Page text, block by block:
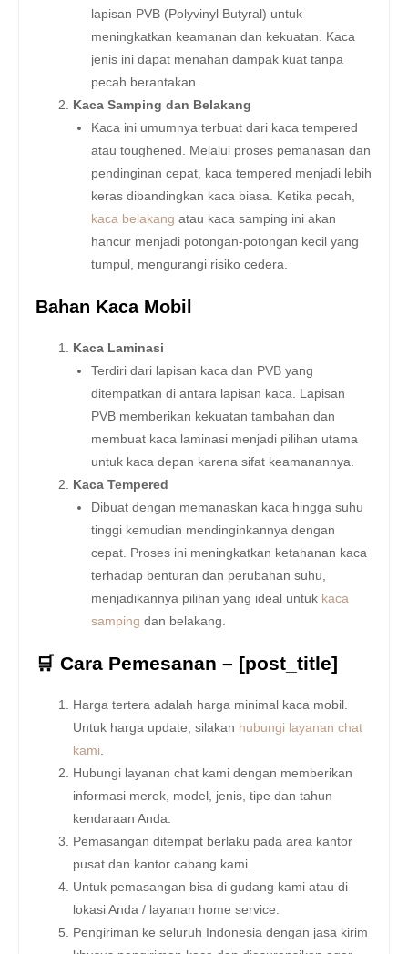
lapisan PVB (Polyvinyl Butyral) untuk
meningkatkan keamanan dan kekuatan. Kaca
jenis ini dapat menahan dampak kuat tanpa
pecah berantakan.
Kaca Samping dan Belakang
Kaca ini umumnya terbuat dari kaca tempered
atau toughened. Melalui proses pemanasan dan
pendinginan cepat, kaca tempered menjadi lebih
keras dibandingkan kaca biasa. Ketika pecah,
kaca belakang atau kaca samping ini akan
hancur menjadi potongan-potongan kecil yang
tumpul, mengurangi risiko cedera.
Bahan Kaca Mobil
Kaca Laminasi
Terdiri dari lapisan kaca dan PVB yang
ditempatkan di antara lapisan kaca. Lapisan
PVB memberikan kekuatan tambahan dan
membuat kaca laminasi menjadi pilihan utama
untuk kaca depan karena sifat keamanannya.
Kaca Tempered
Dibuat dengan memanaskan kaca hingga suhu
tinggi kemudian mendinginkannya dengan
cepat. Proses ini meningkatkan ketahanan kaca
terhadap benturan dan perubahan suhu,
menjadikannya pilihan yang ideal untuk kaca
samping dan belakang.
🛒 Cara Pemesanan – [post_title]
Harga tertera adalah harga minimal kaca mobil.
Untuk harga update, silakan hubungi layanan chat
kami
Hubungi layanan chat kami dengan memberikan
informasi merek, model, jenis, tipe dan tahun
kendaraan Anda.
Pemasangan ditempat berlaku pada area kantor
pusat dan kantor cabang kami.
Untuk pemasangan bisa di gudang kami atau di
lokasi Anda / layanan home service.
Pengiriman ke seluruh Indonesia dengan jasa kirim